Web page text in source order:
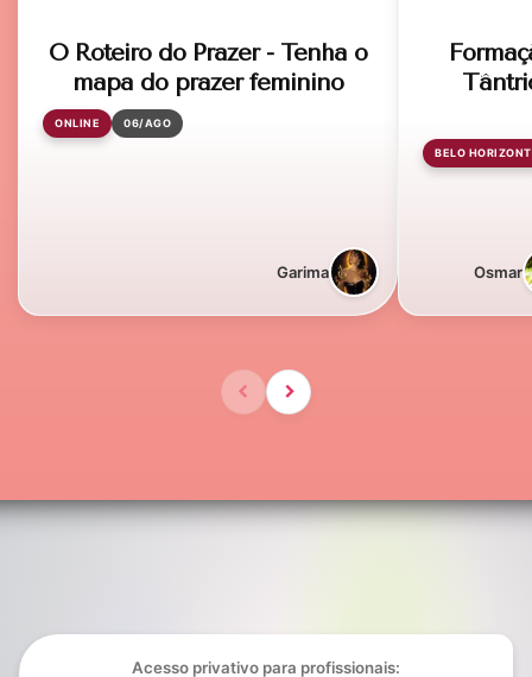
O Roteiro do Prazer - Tenha o
mapa do prazer feminino
ONLINE 06/AGO
Garima
BELO
Osmar
Acesso privativo para profissionais: